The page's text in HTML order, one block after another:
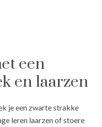
een
en laarzen
je een zwarte strakke
leren laarzen of stoere